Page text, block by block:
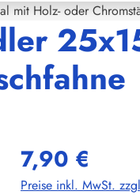
mit Holz- oder
7,90 €
Preise inkl. MwSt.